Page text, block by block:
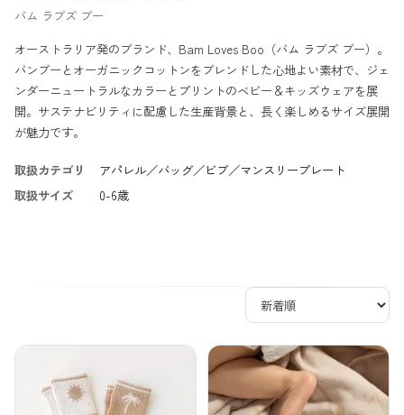
バム ラブズ ブー
オーストラリア発のブランド、Bam Loves Boo（バム ラブズ ブー）。
バンブーとオーガニックコットンをブレンドした心地よい素材で、ジェ
ンダーニュートラルなカラーとプリントのベビー＆キッズウェアを展
開。サステナビリティに配慮した生産背景と、長く楽しめるサイズ展開
が魅力です。
取扱カテゴリ
アパレル／バッグ／ビブ／マンスリープレート
取扱サイズ
0-6歳